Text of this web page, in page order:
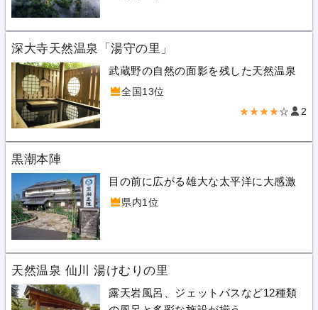
深大寺天然温泉「湯守の里」
武蔵野の自然の面影を残した天然温泉
全国13位
★★★★☆ 2
黒潮本陣
目の前に広がる雄大な太平洋に大感激
県内1位
天然温泉 仙川 湯けむりの里
露天岩風呂、ジェットバスなど12種類